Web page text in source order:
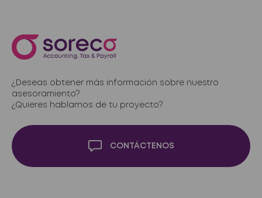
¿Deseas obtener más información sobre nuestro
asesoramiento?
¿Quieres hablarnos de tu proyecto?
CONTÁCTENOS